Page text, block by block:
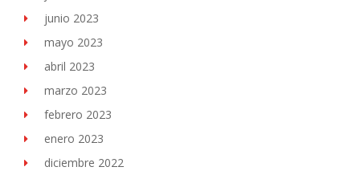
junio 2023
mayo 2023
abril 2023
marzo 2023
febrero 2023
enero 2023
diciembre 2022